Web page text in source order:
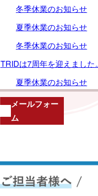
冬季休業のお知らせ
夏季休業のお知らせ
冬季休業のお知らせ
TRIDは7周年を迎えました。
夏季休業のお知らせ
メールフォー
ム